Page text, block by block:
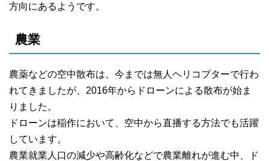
方向にあるようです。
農業
農薬などの空中散布は、今までは無人ヘリコプターで行わ
れてきましたが、2016年からドローンによる散布が始ま
りました。
ドローンは稲作において、空中から直播する方法でも活躍
しています。
農業就業人口の減少や高齢化などで農業離れが進む中、ド